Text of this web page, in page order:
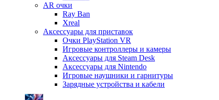
AR очки
Ray Ban
Xreal
Аксессуары для приставок
Очки PlayStation VR
Игровые контроллеры и камеры
Аксессуары для Steam Desk
Аксессуары для Nintendo
Игровые наушники и гарнитуры
Зарядные устройства и кабели